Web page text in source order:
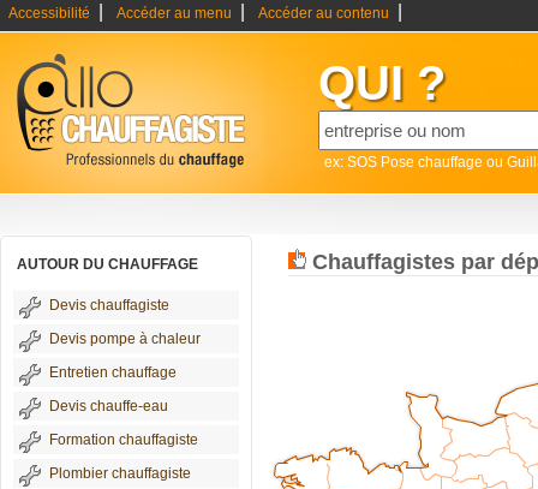
Accessibilité Accéder au menu Accéder au contenu
QUI ?
ex: SOS Pose chauffage ou
AUTOUR DU CHAUFFAGE
Devis chauffagiste
Devis pompe à chaleur
Entretien chauffage
Devis chauffe-eau
Formation chauffagiste
Plombier chauffagiste
Chauffagistes par